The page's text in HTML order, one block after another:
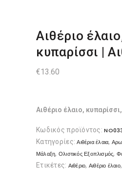
Αιθέριο
κυπαρίσσι |
€13.60
Αιθέριο έλαιο,
Κωδικός προϊόντος:
Κατηγορίες:Αιθέρια έλαια,
Μάλαξη, Ολιστικός Εξοπλισμός,
Ετικέτες: Αιθέριο, Αιθέριο έλαιο